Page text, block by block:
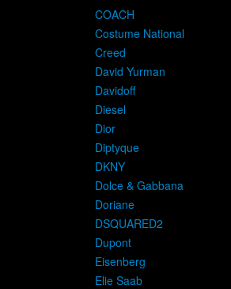
COACH
Costume National
Creed
David Yurman
Davidoff
Diesel
Dior
Diptyque
DKNY
Dolce & Gabbana
Doriane
DSQUARED2
Dupont
Eisenberg
Elie Saab